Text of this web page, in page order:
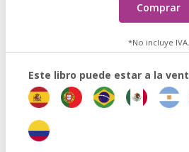
Comprar
*No incluye IVA.
Este libro puede estar a la